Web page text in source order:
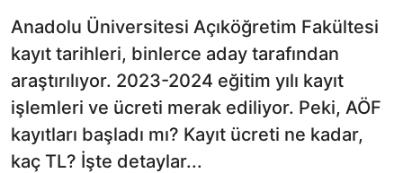
Anadolu Üniversitesi Açıköğretim Fakültesi
kayıt tarihleri, binlerce aday tarafından
araştırılıyor. 2023-2024 eğitim yılı kayıt
işlemleri ve ücreti merak ediliyor. Peki, AÖF
kayıtları başladı mı? Kayıt ücreti ne kadar,
kaç TL? İşte detaylar...